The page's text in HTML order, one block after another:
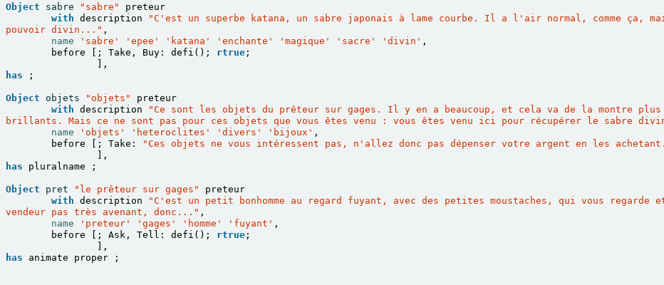
Object sabre "sabre"
preteur
with description
"C'est un superbe katana, un sabre japonais à lame courbe. Il a l'air normal, comme
pouvoir divin..." ,
name
'sabre' 'epee' 'katana' 'enchante' 'magique' 'sacre' 'divin' ,
before
[; Take , Buy : defi (); rtrue ;
],
has
;
Object objets "objets"
preteur
with description
"Ce sont les objets du prêteur sur gages. Il y en a beaucoup, et cela va de la montre plus
brillants. Mais ce ne sont pas pour ces objets que vous êtes venu : vous êtes venu ici pour récupérer le sabre
name
'objets' 'heteroclites' 'divers' 'bijoux' ,
before
[; Take : "Ces objets ne vous intéressent pas, n'allez donc pas dépenser votre argent en les
],
has
pluralname ;
Object pret "le prêteur sur gages"
preteur
with description
"C'est un petit bonhomme au regard fuyant, avec des petites moustaches, qui vous
vendeur pas très avenant, donc..." ,
name
'preteur' 'gages' 'homme' 'fuyant' ,
before
[; Ask , Tell : defi (); rtrue ;
],
has
animate proper ;